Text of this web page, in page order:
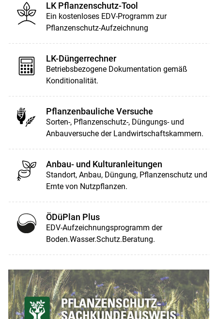
LK Pflanzenschutz-Tool
Ein kostenloses EDV-Programm zur
Pflanzenschutz-Aufzeichnung
LK-Düngerrechner
Betriebsbezogene Dokumentation gemäß
Konditionalität.
Pflanzenbauliche Versuche
Sorten-, Pflanzenschutz-, Düngungs- und
Anbauversuche der Landwirtschaftskammern.
Anbau- und Kulturanleitungen
Standort, Anbau, Düngung, Pflanzenschutz und
Ernte von Nutzpflanzen.
ÖDüPlan Plus
EDV-Aufzeichnungsprogramm der
Boden.Wasser.Schutz.Beratung.